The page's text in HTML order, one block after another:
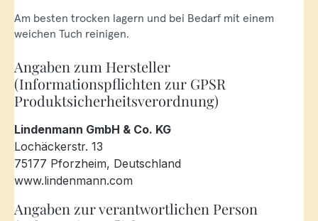
Am besten trocken lagern und bei Bedarf mit einem
weichen Tuch reinigen.
Angaben zum Hersteller
(Informationspflichten zur GPSR
Produktsicherheitsverordnung)
Lindenmann GmbH & Co. KG
Lochäckerstr. 13
75177 Pforzheim, Deutschland
www.lindenmann.com
Angaben zur verantwortlichen Person